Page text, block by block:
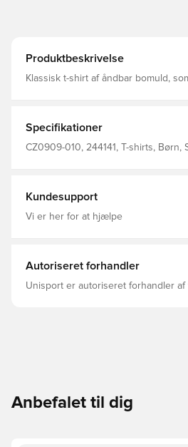
Produktbeskrivelse
Klassisk t-shirt af åndbar bomuld,
Specifikationer
CZ0909-010, 244141, T-shirts, Børn,
Kundesupport
Vi er her for at hjælpe
Autoriseret forhandler
Unisport er autoriseret forhandler
Anbefalet til dig